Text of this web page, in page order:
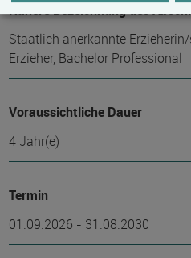
Nähere Bezeichnung des
Staatlich anerkannte
Erzieher, Bachelor Professional
Voraussichtliche Dauer
4 Jahr(e)
Termin
01.09.2026 - 31.08.2030